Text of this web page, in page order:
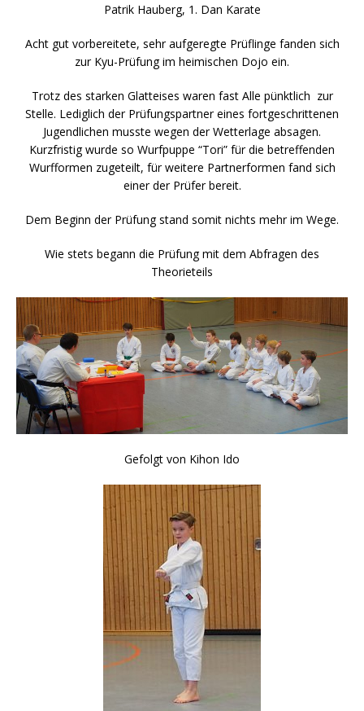
Patrik Hauberg, 1. Dan Karate
Acht gut vorbereitete, sehr aufgeregte Prüflinge fanden sich
zur Kyu-Prüfung im heimischen Dojo ein.
Trotz des starken Glatteises waren fast Alle pünktlich zur
Stelle. Lediglich der Prüfungspartner eines fortgeschrittenen
Jugendlichen musste wegen der Wetterlage absagen.
Kurzfristig wurde so Wurfpuppe “Tori” für die betreffenden
Wurfformen zugeteilt, für weitere Partnerformen fand sich
einer der Prüfer bereit.
Dem Beginn der Prüfung stand somit nichts mehr im Wege.
Wie stets begann die Prüfung mit dem Abfragen des
Theorieteils
Gefolgt von Kihon Ido